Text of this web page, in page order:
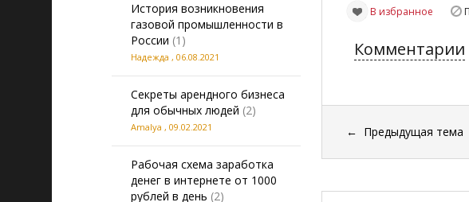
История возникновения
газовой промышленности в
России (1)
Надежда , 06.08.2021
Секреты арендного бизнеса
для обычных людей (2)
Amalya , 09.02.2021
Рабочая схема заработка
денег в интернете от 1000
рублей в день (2)
В избранное
Комментарии
← Предыдущая тема